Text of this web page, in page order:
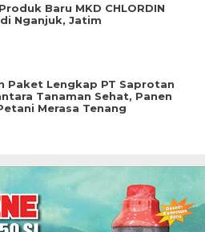
Baru MKD CHLORDIN
Nganjuk, Jatim
Paket Lengkap PT Saprotan
Tanaman Sehat, Panen
Merasa Tenang